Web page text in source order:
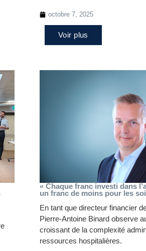
octobre 7, 2025
Voir plus
« Chaque franc investi dans
un franc de moins pour les
En tant que directeur financier
Pierre-Antoine Binard observe
croissant de la complexité
ressources hospitalières.